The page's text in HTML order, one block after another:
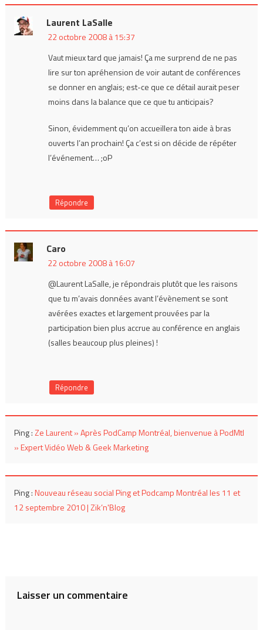
Laurent LaSalle
22 octobre 2008 à 15:37
Vaut mieux tard que jamais! Ça me surprend de ne pas
lire sur ton apréhension de voir autant de conférences
se donner en anglais; est-ce que ce détail aurait peser
moins dans la balance que ce que tu anticipais?
Sinon, évidemment qu’on accueillera ton aide à bras
ouverts l’an prochain! Ça c’est si on décide de répéter
l’événement… ;oP
Répondre
Caro
22 octobre 2008 à 16:07
@Laurent LaSalle, je répondrais plutôt que les raisons
que tu m’avais données avant l’évènement se sont
avérées exactes et largement prouvées par la
participation bien plus accrue au conférence en anglais
(salles beaucoup plus pleines) !
Répondre
Ping :Ze Laurent » Après PodCamp Montréal, bienvenue à PodMtl
» Expert Vidéo Web & Geek Marketing
Ping :Nouveau réseau social Ping et Podcamp Montréal les 11 et
12 septembre 2010 | Zik’n'Blog
Laisser un commentaire